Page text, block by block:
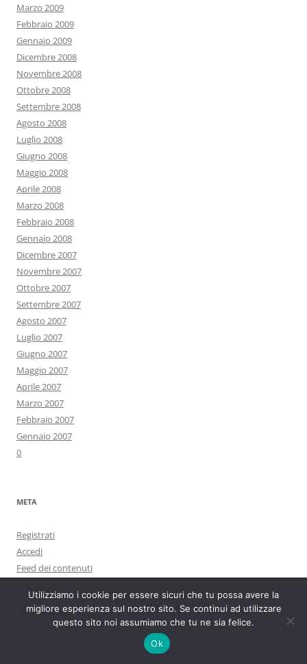
Marzo 2009
Febbraio 2009
Gennaio 2009
Dicembre 2008
Novembre 2008
Ottobre 2008
Settembre 2008
Agosto 2008
Luglio 2008
Giugno 2008
Maggio 2008
Aprile 2008
Marzo 2008
Febbraio 2008
Gennaio 2008
Dicembre 2007
Novembre 2007
Ottobre 2007
Settembre 2007
Agosto 2007
Luglio 2007
Giugno 2007
Maggio 2007
Aprile 2007
Marzo 2007
Febbraio 2007
Gennaio 2007
0
META
Registrati
Accedi
Feed dei contenuti
WordPress.org
Utilizziamo i cookie per essere sicuri che tu possa avere la
migliore esperienza sul nostro sito. Se continui ad utilizzare
questo sito noi assumiamo che tu ne sia felice.
Ok